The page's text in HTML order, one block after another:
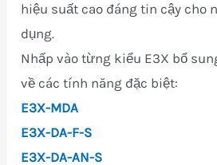
hiệu suất cao đáng tin cậy cho
dụng.
Nhấp vào từng kiểu E3X bổ
về các tính năng đặc biệt:
E3X-MDA
E3X-DA-F-S
E3X-DA-AN-S